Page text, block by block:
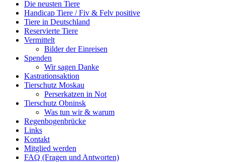
Die neusten Tiere
Handicap Tiere / Fiv & Felv positive
Tiere in Deutschland
Reservierte Tiere
Vermittelt
Bilder der Einreisen
Spenden
Wir sagen Danke
Kastrationsaktion
Tierschutz Moskau
Perserkatzen in Not
Tierschutz Obninsk
Was tun wir & warum
Regenbogenbrücke
Links
Kontakt
Mitglied werden
FAQ (Fragen und Antworten)